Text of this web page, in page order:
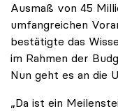
Ausmaß von 45
umfangreichen
bestätigte das
im Rahmen der
Nun geht es an die
„Da ist ein